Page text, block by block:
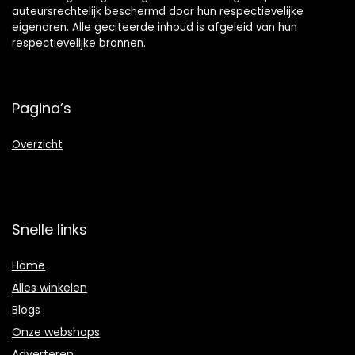
auteursrechtelijk beschermd door hun respectievelijke
eigenaren. Alle geciteerde inhoud is afgeleid van hun
respectievelijke bronnen.
Pagina’s
Overzicht
Snelle links
Home
Alles winkelen
Blogs
Onze webshops